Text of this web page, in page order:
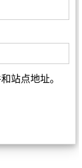
站点地址。